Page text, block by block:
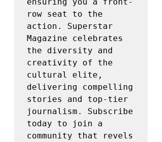
row seat to the
action. Superstar
Magazine celebrates
the diversity and
creativity of the
cultural elite,
delivering compelling
stories and top-tier
journalism. Subscribe
today to join a
community that revels